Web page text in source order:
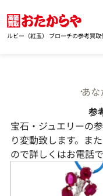
ルビー（紅玉） ブローチの参考買
あな
参
宝石・ジュエリーの
り変動致します。ま
ので詳しくはお電話